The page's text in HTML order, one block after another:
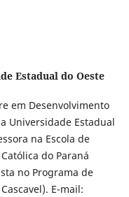
Estadual do Oeste
em Desenvolvimento
Universidade Estadual
na Escola de
do Paraná
no Programa de
E-mail: